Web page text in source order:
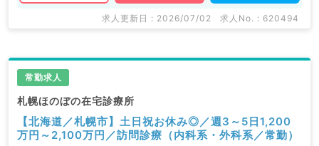
求人更新日 : 2026/07/02 求人No. : 620494
常勤求人
札幌ほのぼの在宅診療所
【北海道／札幌市】土日祝お休み◎／週3～5日1,200
万円～2,100万円／訪問診療（内科系・外科系／常勤）